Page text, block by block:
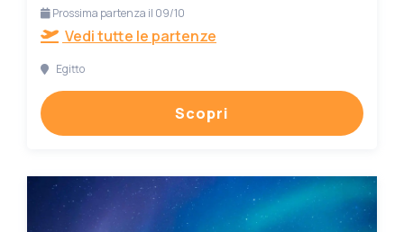
Prossima partenza il 09/10
Vedi tutte le partenze
Egitto
Scopri